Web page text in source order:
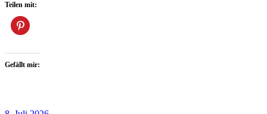
Teilen mit:
Gefällt mir: